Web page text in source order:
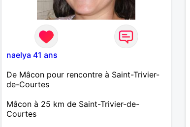
naelya 41 ans
De Mâcon pour rencontre à Saint-Trivier-
de-Courtes
Mâcon à 25 km de Saint-Trivier-de-
Courtes